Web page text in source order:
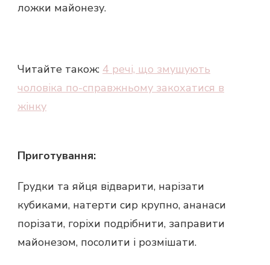
ложки майонезу.
Читайте також: 4 речі, що змушують
чоловіка по-справжньому закохатися в
жінку
Приготування:
Грудки та яйця відварити, нарізати
кубиками, натерти сир крупно, ананаси
порізати, горіхи подрібнити, заправити
майонезом, посолити і розмішати.